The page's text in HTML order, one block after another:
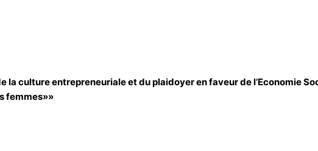
la culture entrepreneuriale et du plaidoyer en faveur de l’Economie
femmes»»